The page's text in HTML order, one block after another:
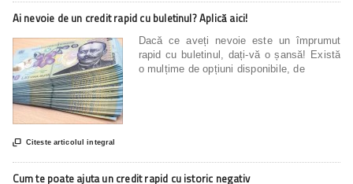
Ai nevoie de un credit rapid cu buletinul? Aplică aici!
Dacă ce aveți nevoie este un împrumut
rapid cu buletinul, dați-vă o șansă! Există
o mulțime de opțiuni disponibile, de
 Citeste articolul integral
Cum te poate ajuta un credit rapid cu istoric negativ